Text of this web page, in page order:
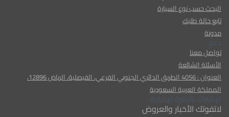
البحث حسب نوع السيارة
تابع حالة طلبك
مدونة
دعم
تواصل معنا
الأسئلة الشائعة
العنوان : 4056 الطريق الدائري الجنوبي الفرعي، الفيصلية، الرياض 12896،
المملكة العربية السعودية
الإشتراك بالنشرة الإخبارية
لاتفوتك الأخبار والعروض